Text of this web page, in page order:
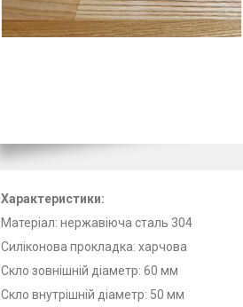
Характеристики:
Матеріал: нержавіюча сталь 304
Силіконова прокладка: харчова
Скло зовнішній діаметр: 60 мм
Скло внутрішній діаметр: 50 мм